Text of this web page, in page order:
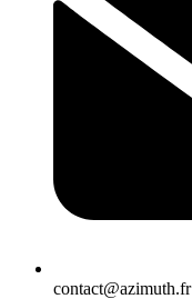
contact@azimuth.fr